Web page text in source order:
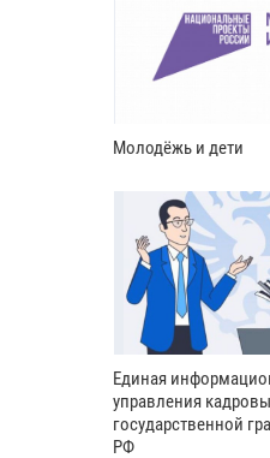
Молодёжь и дети
Единая
управления
государственной
РФ